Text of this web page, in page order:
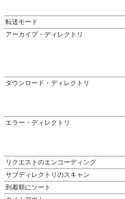
転送モード
アーカイブ・ディレクトリ
ダウンロード・ディレクトリ
エラー・ディレクトリ
リクエストのエンコーディング
サブディレクトリのスキャン
到着順にソート